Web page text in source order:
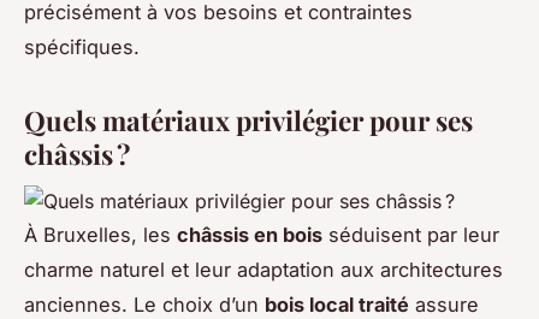
précisément à vos besoins et contraintes
spécifiques.
Quels matériaux privilégier pour ses
châssis ?
À Bruxelles, les châssis en bois séduisent par leur
charme naturel et leur adaptation aux architectures
anciennes. Le choix d’un bois local traité assure